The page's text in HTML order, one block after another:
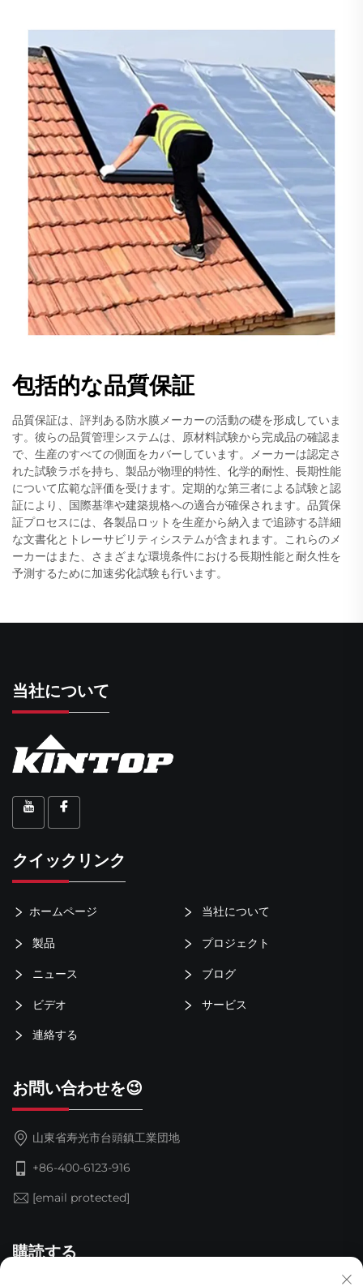
包括的な品質保証
品質保証は、評判ある防水膜メーカーの活動の礎を形成していま
す。彼らの品質管理システムは、原材料試験から完成品の確認ま
で、生産のすべての側面をカバーしています。メーカーは認定さ
れた試験ラボを持ち、製品が物理的特性、化学的耐性、長期性能
について広範な評価を受けます。定期的な第三者による試験と認
証により、国際基準や建築規格への適合が確保されます。品質保
証プロセスには、各製品ロットを生産から納入まで追跡する詳細
な文書化とトレーサビリティシステムが含まれます。これらのメ
ーカーはまた、さまざまな環境条件における長期性能と耐久性を
予測するために加速劣化試験も行います。
当社について
クイックリンク
ホームページ 当社について
製品 プロジェクト
ニュース ブログ
ビデオ サービス
連絡する
お問い合わせを😉
山東省寿光市台頭鎮工業団地
+86-400-6123-916
[email protected]
購読する